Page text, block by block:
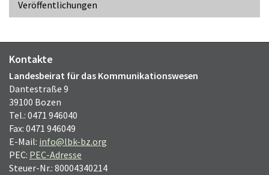
Veröffentlichungen
Kontakte
Landesbeirat für das Kommunikationswesen
Dantestraße 9
39100 Bozen
Tel.: 0471 946040
Fax: 0471 946049
E-Mail: info@lbk-bz.org
PEC: PEC-Adresse
Steuer-Nr.: 80004340214